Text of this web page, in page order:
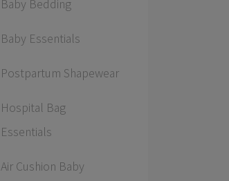
Baby Bedding
Baby Essentials
Postpartum Shapewear
Hospital Bag
Essentials
Air Cushion Baby